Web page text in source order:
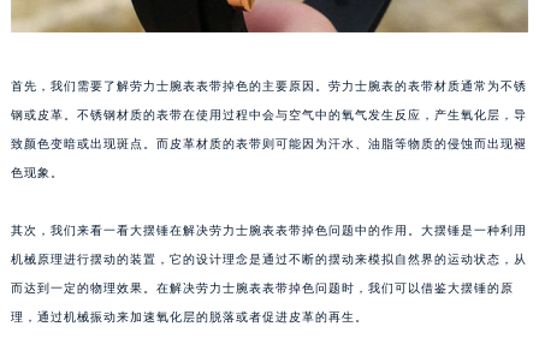
首先，我们需要了解劳力士腕表表带掉色的主要原因。劳力士腕表的表带材质通常为不锈
钢或皮革。不锈钢材质的表带在使用过程中会与空气中的氧气发生反应，产生氧化层，导
致颜色变暗或出现斑点。而皮革材质的表带则可能因为汗水、油脂等物质的侵蚀而出现褪
色现象。
其次，我们来看一看大摆锤在解决劳力士腕表表带掉色问题中的作用。大摆锤是一种利用
机械原理进行摆动的装置，它的设计理念是通过不断的摆动来模拟自然界的运动状态，从
而达到一定的物理效果。在解决劳力士腕表表带掉色问题时，我们可以借鉴大摆锤的原
理，通过机械振动来加速氧化层的脱落或者促进皮革的再生。